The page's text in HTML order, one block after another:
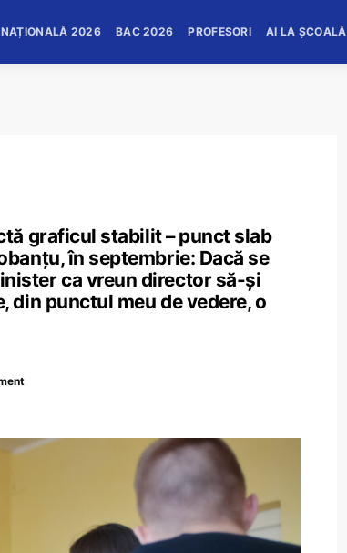
NAȚIONALĂ 2026 BAC 2026 PROFESORI AI LA ȘCOALĂ
graficul stabilit – punct slab
în septembrie: Dacă se
ca vreun director să-și
din punctul meu de vedere, o